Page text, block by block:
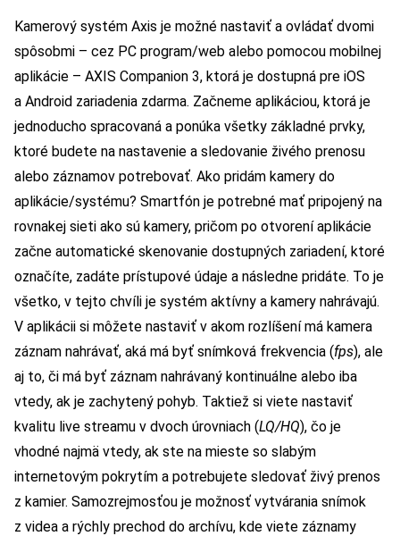
Kamerový systém Axis je možné nastaviť a ovládať dvomi
spôsobmi – cez PC program/web alebo pomocou mobilnej
aplikácie – AXIS Companion 3, ktorá je dostupná pre iOS
a Android zariadenia zdarma. Začneme aplikáciou, ktorá je
jednoducho spracovaná a ponúka všetky základné prvky,
ktoré budete na nastavenie a sledovanie živého prenosu
alebo záznamov potrebovať. Ako pridám kamery do
aplikácie/systému? Smartfón je potrebné mať pripojený na
rovnakej sieti ako sú kamery, pričom po otvorení aplikácie
začne automatické skenovanie dostupných zariadení, ktoré
označíte, zadáte prístupové údaje a následne pridáte. To je
všetko, v tejto chvíli je systém aktívny a kamery nahrávajú.
V aplikácii si môžete nastaviť v akom rozlíšení má kamera
záznam nahrávať, aká má byť snímková frekvencia (fps), ale
aj to, či má byť záznam nahrávaný kontinuálne alebo iba
vtedy, ak je zachytený pohyb. Taktiež si viete nastaviť
kvalitu live streamu v dvoch úrovniach (LQ/HQ), čo je
vhodné najmä vtedy, ak ste na mieste so slabým
internetovým pokrytím a potrebujete sledovať živý prenos
z kamier. Samozrejmosťou je možnosť vytvárania snímok
z videa a rýchly prechod do archívu, kde viete záznamy